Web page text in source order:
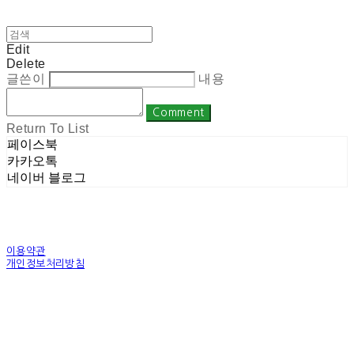
Edit
Delete
글쓴이
내용
Comment
Return To List
페이스북
카카오톡
네이버 블로그
이용약관
개인정보처리방침